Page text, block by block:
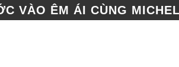
VÀO ÊM ÁI CÙNG